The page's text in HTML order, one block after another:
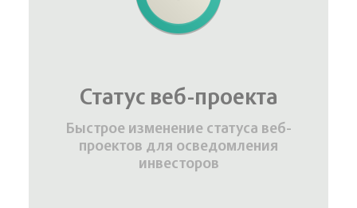
Статус веб-проекта
Быстрое изменение статуса веб-
проектов для осведомления
инвесторов